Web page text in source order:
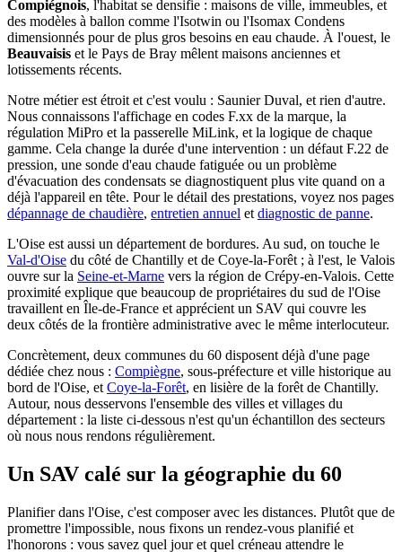
Compiégnois, l'habitat se densifie : maisons de ville, immeubles, et
des modèles à ballon comme l'Isotwin ou l'Isomax Condens
dimensionnés pour de plus gros besoins en eau chaude. À l'ouest, le
Beauvaisis et le Pays de Bray mêlent maisons anciennes et
lotissements récents.
Notre métier est étroit et c'est voulu : Saunier Duval, et rien d'autre.
Nous connaissons l'affichage en codes F.xx de la marque, la
régulation MiPro et la passerelle MiLink, et la logique de chaque
gamme. Cela change la durée d'une intervention : un défaut F.22 de
pression, une sonde d'eau chaude fatiguée ou un problème
d'évacuation des condensats se diagnostiquent plus vite quand on a
déjà l'appareil en tête. Pour le détail des prestations, voyez nos pages
dépannage de chaudière, entretien annuel et diagnostic de panne.
L'Oise est aussi un département de bordures. Au sud, on touche le
Val-d'Oise du côté de Chantilly et de Coye-la-Forêt ; à l'est, le Valois
ouvre sur la Seine-et-Marne vers la région de Crépy-en-Valois. Cette
proximité explique que beaucoup de propriétaires du sud de l'Oise
travaillent en Île-de-France et apprécient un SAV qui couvre les
deux côtés de la frontière administrative avec le même interlocuteur.
Concrètement, deux communes du 60 disposent déjà d'une page
dédiée chez nous : Compiègne, sous-préfecture et ville historique au
bord de l'Oise, et Coye-la-Forêt, en lisière de la forêt de Chantilly.
Autour, nous desservons l'ensemble des villes et villages du
département : la liste ci-dessous n'est qu'un échantillon des secteurs
où nous nous rendons régulièrement.
Un SAV calé sur la géographie du 60
Planifier dans l'Oise, c'est composer avec les distances. Plutôt que de
promettre l'impossible, nous fixons un rendez-vous planifié et
l'honorons : vous savez quel jour et quel créneau attendre le